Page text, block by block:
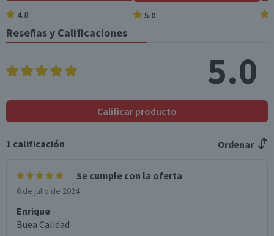
4.8 5.0
Reseñas y Calificaciones
5.0
Calificar producto
1 calificación Ordenar
Se cumple con la oferta
6 de julio de 2024
Enrique
Buea Calidad